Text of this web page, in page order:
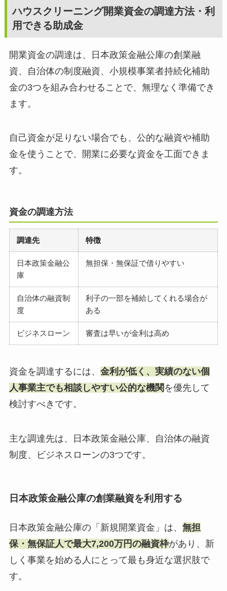
ハウスクリーニング開業資金の調達方法・利
用できる助成金
開業資金の調達は、日本政策金融公庫の創業融
資、自治体の制度融資、小規模事業者持続化補助
金の3つを組み合わせることで、無理なく準備でき
ます。
自己資金が足りない場合でも、公的な融資や補助
金を使うことで、開業に必要な資金を工面できま
す。
資金の調達方法
調達先 特徴
日本政策金融公
庫
無担保・無保証で借りやすい
自治体の融資制
度
利子の一部を補給してくれる場合が
ある
ビジネスローン 審査は早いが金利は高め
資金を調達するには、 金利が低く、実績のない個
人事業主でも相談しやすい公的な機関 を優先して
検討すべきです。
主な調達先は、日本政策金融公庫、自治体の融資
制度、ビジネスローンの3つです。
日本政策金融公庫の創業融資を利用する
日本政策金融公庫の「新規開業資金」は、 無担
保・無保証人で最大7,200万円の融資枠があり、新
しく事業を始める人にとって最も身近な選択肢で
す。